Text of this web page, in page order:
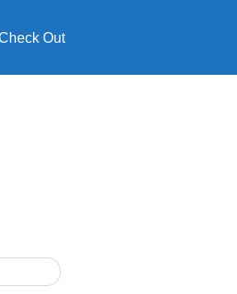
Out